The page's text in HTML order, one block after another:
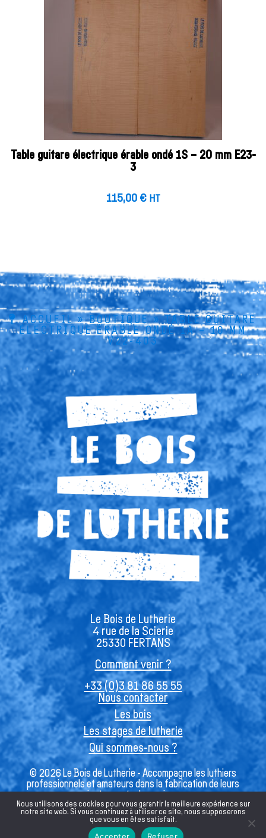
Table guitare électrique érable ondé 1S – 20 mm E23-
3
115,00 € HT
ACCUEIL»BOUTIQUE»TABLE GUITARE
ÉLECTRIQUE ÉRABLE ONDÉ 1A – 10 MM
V22-403
Le Bois de Lutherie
4 rue de la Scierie
25330 FERTANS
Comment venir ?
+33 (0)3 81 86 55 55
Nous contacter
Les bois
Les stages de lutherie
Qui sommes-nous ?
© 2026 Le Bois de Lutherie - Accompagne les luthiers
professionnels et amateurs dans la fabrication de leurs
instruments de musique
Français
Nous utilisons des cookies pour vous garantir la meilleure expérience sur
notre site web. Si vous continuez à utiliser ce site, nous supposerons
que vous en êtes satisfait.
Accepter Refuser